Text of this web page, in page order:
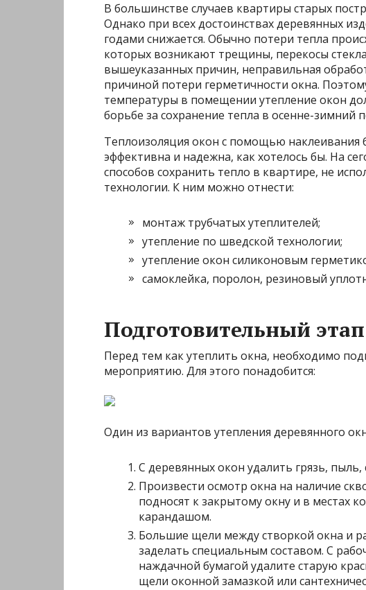
В большинстве случаев квартиры старых
Однако при всех достоинствах деревянных
годами снижается. Обычно потери тепла
которых возникают трещины, перекосы
вышеуказанных причин, неправильная
причиной потери герметичности окна.
температуры в помещении утепление окон
борьбе за сохранение тепла в осенне-зимний
Теплоизоляция окон с помощью наклеивания
эффективна и надежна, как хотелось бы. На
способов сохранить тепло в квартире, не
технологии. К ним можно отнести:
монтаж трубчатых утеплителей;
утепление по шведской технологии;
утепление окон силиконовым
самоклейка, поролон, резиновый
Подготовительный этап
Перед тем как утеплить окна, необходимо
мероприятию. Для этого понадобится:
Один из вариантов утепления деревянного
С деревянных окон удалить грязь, пыль,
Произвести осмотр окна на наличие
подносят к закрытому окну и в местах
карандашом.
Большие щели между створкой окна и
заделать специальным составом. С
наждачной бумагой удалите старую
щели оконной замазкой или